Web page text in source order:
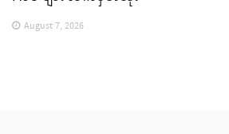
August 7, 2026